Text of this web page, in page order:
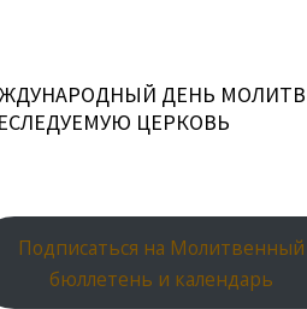
ДЕНЬ
ЦЕРКОВЬ
Подписаться на Молитвенный
бюллетень и календарь